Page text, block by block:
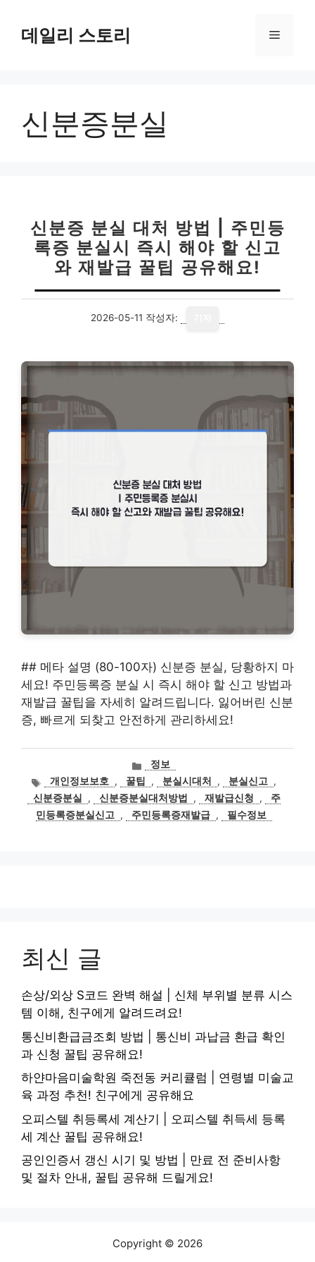
데일리 스토리 메
신분증분실
신분증 분실 대처 방법 | 주민등
록증 분실시 즉시 해야 할 신고
와 재발급 꿀팁 공유해요!
2026-05-11 작성자:
## 메타 설명 (80-100자) 신분증 분실, 당황하지 마
세요! 주민등록증 분실 시 즉시 해야 할 신고 방법과
재발급 꿀팁을 자세히 알려드립니다. 잃어버린 신분
증, 빠르게 되찾고 안전하게 관리하세요!
카
테
고
리
정보
태
그
개인정보보호 , 꿀팁 , 분실시대처 , 분실신고
,
신분증분실
, 신분증분실대처방법 , 재발급신청 ,
주
민등록증분실신고
, 주민등록증재발급 , 필수정보
최신 글
손상/외상 S코드 완벽 해설 | 신체 부위별 분류 시스
템 이해, 친구에게 알려드려요!
통신비환급금조회 방법 | 통신비 과납금 환급 확인
과 신청 꿀팁 공유해요!
하얀마음미술학원 죽전동 커리큘럼 | 연령별 미술교
육 과정 추천! 친구에게 공유해요
오피스텔 취등록세 계산기 | 오피스텔 취득세 등록
세 계산 꿀팁 공유해요!
공인인증서 갱신 시기 및 방법 | 만료 전 준비사항
및 절차 안내, 꿀팁 공유해 드릴게요!
Copyright © 2026